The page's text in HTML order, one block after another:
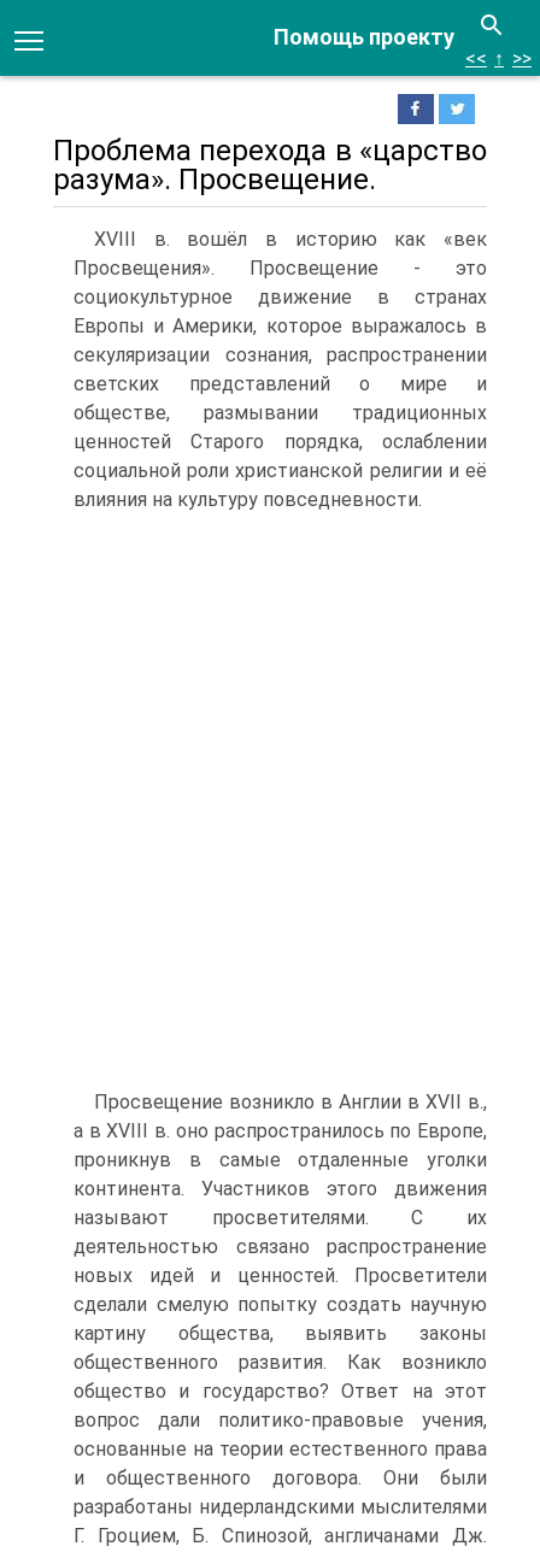
Помощь проекту
<< ↑ >>
Проблема перехода в «царство
разума». Просвещение.
XVIII в. вошёл в историю как «век
Просвещения». Просвещение - это
социокультурное движе­ние в странах
Европы и Америки, которое выражалось в
секуляризации созна­ния, распространении
светских представлений о мире и
обществе, размывании традиционных
ценностей Старого порядка, ослаблении
социальной роли хри­стианской религии и её
влияния на культуру повседневности.
Просвещение возникло в Англии в XVII в.,
а в XVIII в. оно распространилось по Европе,
проникнув в самые отдаленные уголки
континента. Участников этого движения
называют просветителями. С их
деятельностью связано распростра­нение
новых идей и ценностей. Просветители
сделали смелую попытку создать научную
картину общества, выявить законы
общественного развития. Как воз­никло
общество и государство? Ответ на этот
вопрос дали политико-правовые учения,
основанные на теории естественного права
и общественного договора. Они были
разработаны нидерландскими мыслителями
Г. Гроцием, Б. Спинозой, англичанами Дж.